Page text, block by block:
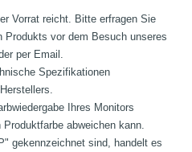
Vorrat reicht. Bitte erfragen Sie
Produkts vor dem Besuch unseres
per Email.
Spezifikationen
Ihres Monitors
abweichen kann.
gekennzeichnet sind, handelt es